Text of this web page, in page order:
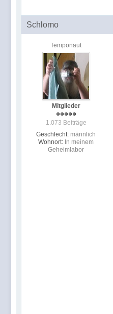
Schlomo
Temponaut
Mitglieder
1.073 Beiträge
Geschlecht: männlich
Wohnort: In meinem
Geheimlabor